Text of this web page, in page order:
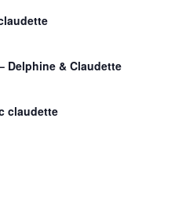
Delphine & Claudette
claudette